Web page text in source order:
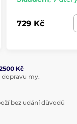
729 Kč
Kč
dopravu my.
bez udání důvodů